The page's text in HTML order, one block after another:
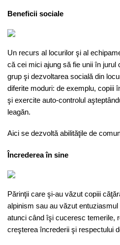
Beneficii sociale
Un recurs al locurilor şi al
că cei mici ajung să fie unii în jurul
grup şi dezvoltarea socială din
diferite moduri: de exemplu, copiii
şi exercite auto-controlul
leagăn.
Aici se dezvoltă abilităţile de
Încrederea în sine
Părinţii care şi-au văzut copiii
alpinism sau au văzut
atunci când îşi cuceresc temerile,
creşterea încrederii şi respectului